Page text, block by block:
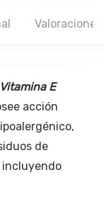
E
acción
de
incluyendo